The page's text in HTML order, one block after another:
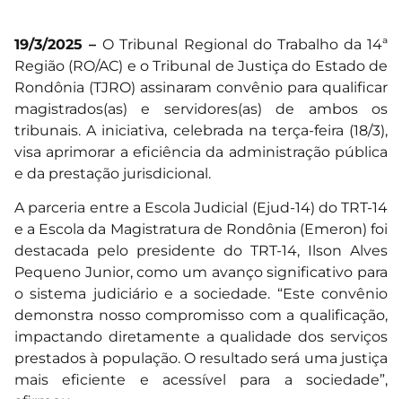
19/3/2025 –O Tribunal Regional do Trabalho da 14ª
Região (RO/AC) e o Tribunal de Justiça do Estado de
Rondônia (TJRO) assinaram convênio para qualificar
magistrados(as) e servidores(as) de ambos os
tribunais. A iniciativa, celebrada na terça-feira (18/3),
visa aprimorar a eficiência da administração pública
e da prestação jurisdicional.
A parceria entre a Escola Judicial (Ejud-14) do TRT-14
e a Escola da Magistratura de Rondônia (Emeron) foi
destacada pelo presidente do TRT-14, Ilson Alves
Pequeno Junior, como um avanço significativo para
o sistema judiciário e a sociedade. “Este convênio
demonstra nosso compromisso com a qualificação,
impactando diretamente a qualidade dos serviços
prestados à população. O resultado será uma justiça
mais eficiente e acessível para a sociedade”,